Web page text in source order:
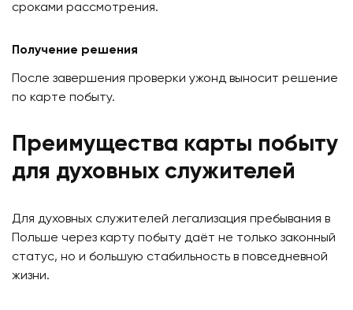
сроками рассмотрения.
Получение решения
После завершения проверки ужонд выносит решение
по карте побыту.
Преимущества карты побыту
для духовных служителей
Для духовных служителей легализация пребывания в
Польше через карту побыту даёт не только законный
статус, но и большую стабильность в повседневной
жизни.